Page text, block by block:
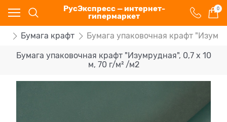
РусЭкспресс — интернет-
гипермаркет
0
Бумага крафт Бумага упаковочная крафт
Бумага упаковочная крафт "Изумрудная", 0,7 x 10
м, 70 г/м² /м2